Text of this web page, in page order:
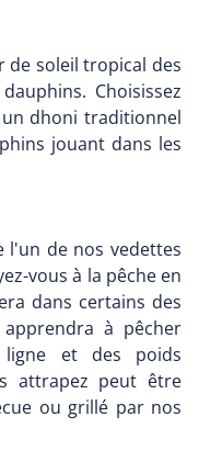
de soleil tropical des
Choisissez
dhoni traditionnel
jouant dans les
de nos vedettes
vous à la pêche en
dans certains des
à pêcher
et des poids
attrapez peut être
ou grillé par nos